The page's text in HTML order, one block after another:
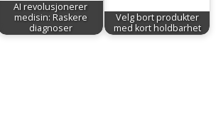
AI revolusjonerer
medisin: Raskere
diagnoser
Velg bort produkter
med kort holdbarhet